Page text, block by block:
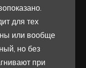
для тех
или вообще
но без
при